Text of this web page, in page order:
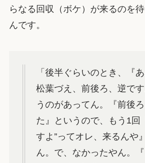
らなる回収（ボケ）が来るのを
んです。
「後半ぐらいのとき、『
松葉づえ、前後ろ、逆で
うのがあってん。『前後
た』というので、もう1回
すよ”ってオレ、来るんや
ん。で、なかったやん。